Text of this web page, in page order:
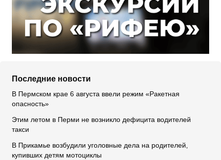
Последние новости
В Пермском крае 6 августа ввели режим «Ракетная
опасность»
Этим летом в Перми не возникло дефицита водителей
такси
В Прикамье возбудили уголовные дела на родителей,
купивших детям мотоциклы